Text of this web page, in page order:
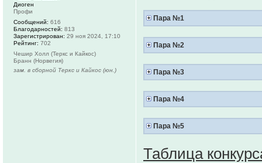
Пара №1
Пара №2
Пара №3
Пара №4
Пара №5
Таблица
Диоген
Профи
Сообщений: 616
Благодарностей: 813
Зарегистрирован: 29 ноя 2024, 17:10
Рейтинг: 702
Чешир Холл (Теркс и Кайкос)
Бранн (Норвегия)
зам. в сборной Теркс и Кайкос (юн.)